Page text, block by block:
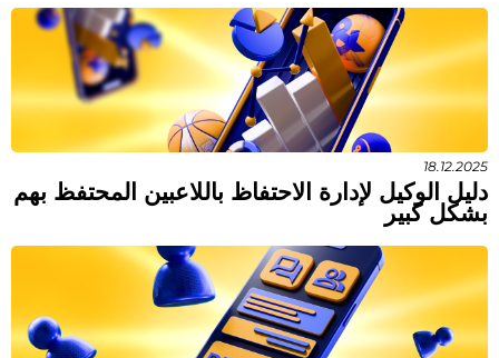
18.12.2025
دليل الوكيل لإدارة الاحتفاظ باللاعبين المحتفظ بهم
بشكل كبير